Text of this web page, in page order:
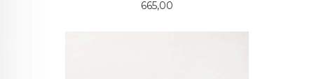
Pris
665,00